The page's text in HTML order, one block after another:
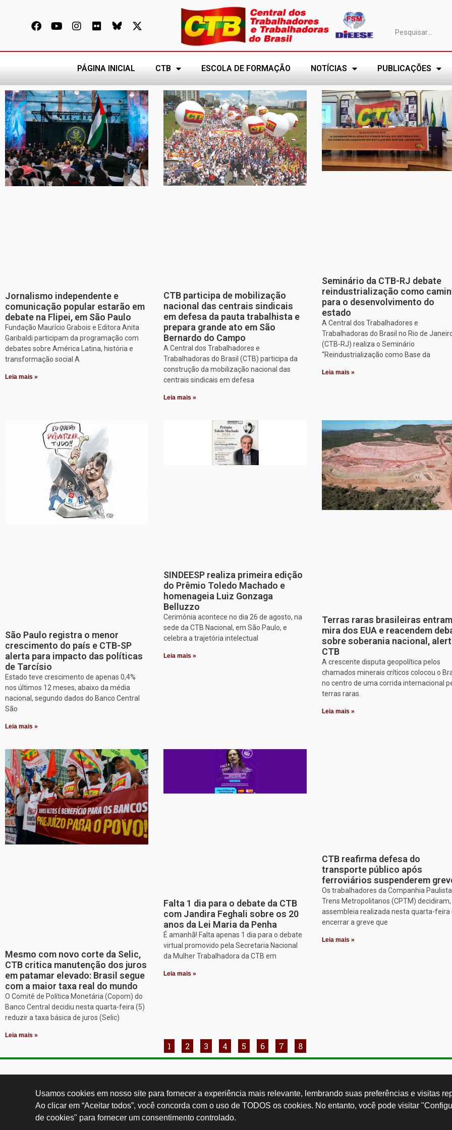
PÁGINA INICIAL CTB ESCOLA DE FORMAÇÃO NOTÍCIAS PUBLICAÇÕES
Jornalismo independente e
comunicação popular estarão em
debate na Flipei, em São Paulo
Fundação Maurício Grabois e Editora Anita
Garibaldi participam da programação com
debates sobre América Latina, história e
transformação social A
Leia mais »
CTB participa de mobilização
nacional das centrais sindicais
em defesa da pauta trabalhista e
prepara grande ato em São
Bernardo do Campo
A Central dos Trabalhadores e
Trabalhadoras do Brasil (CTB) participa da
construção da mobilização nacional das
centrais sindicais em defesa
Leia mais »
Seminário da CTB-RJ debate
reindustrialização como
para o desenvolvimento do
estado
A Central dos Trabalhadores e
Trabalhadoras do Brasil no Rio de
(CTB-RJ) realiza o Seminário
“Reindustrialização como Base da
Leia mais »
São Paulo registra o menor
crescimento do país e CTB-SP
alerta para impacto das políticas
de Tarcísio
Estado teve crescimento de apenas 0,4%
nos últimos 12 meses, abaixo da média
nacional, segundo dados do Banco Central
São
Leia mais »
SINDEESP realiza primeira edição
do Prêmio Toledo Machado e
homenageia Luiz Gonzaga
Belluzzo
Cerimônia acontece no dia 26 de agosto, na
sede da CTB Nacional, em São Paulo, e
celebra a trajetória intelectual
Leia mais »
Terras raras brasileiras
mira dos EUA e reacendem
sobre soberania nacional,
CTB
A crescente disputa geopolítica pelos
chamados minerais críticos colocou o
no centro de uma corrida internacional
terras raras.
Leia mais »
Mesmo com novo corte da Selic,
CTB critica manutenção dos juros
em patamar elevado: Brasil segue
com a maior taxa real do mundo
O Comitê de Política Monetária (Copom) do
Banco Central decidiu nesta quarta-feira (5)
reduzir a taxa básica de juros (Selic)
Leia mais »
Falta 1 dia para o debate da CTB
com Jandira Feghali sobre os 20
anos da Lei Maria da Penha
É amanhã! Falta apenas 1 dia para o debate
virtual promovido pela Secretaria Nacional
da Mulher Trabalhadora da CTB em
Leia mais »
CTB reafirma defesa do
transporte público após
ferroviários suspenderem
Os trabalhadores da Companhia
Trens Metropolitanos (CPTM)
assembleia realizada nesta quarta-feira
encerrar a greve que
Leia mais »
1 2 3 4 5 6 7 8
Paulo - SP -
Usamos cookies em nosso site para fornecer a experiência mais relevante, lembrando suas preferências e visitas
Ao clicar em “Aceitar todos”, você concorda com o uso de TODOS os cookies. No entanto, você pode visitar
de cookies" para fornecer um consentimento controlado.